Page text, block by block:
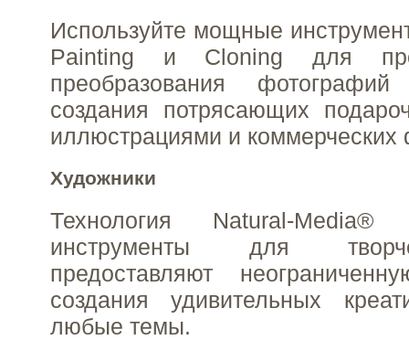
Используйте мощные
Painting и Cloning для
преобразования
создания потрясающих
иллюстрациями и
Художники
Технология Natural-
инструменты для
предоставляют
создания удивительных
любые темы.